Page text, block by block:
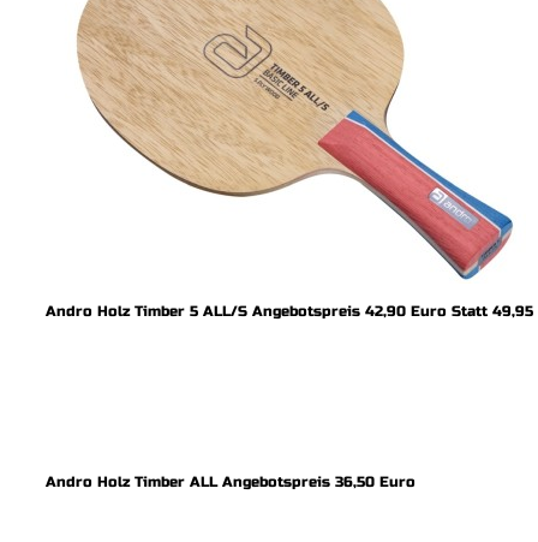
Andro Holz Timber 5 ALL/S Angebotspreis 42,90 Euro Statt 49,95
Andro Holz Timber ALL Angebotspreis 36,50 Euro